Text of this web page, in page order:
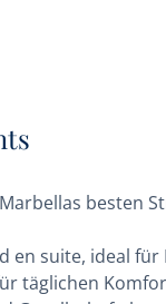
besten
en suite, ideal für
täglichen